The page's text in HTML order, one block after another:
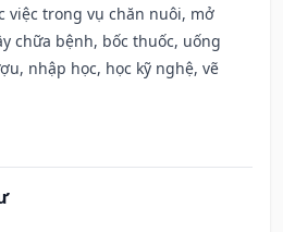
việc trong vụ chăn nuôi, mở
chữa bệnh, bốc thuốc, uống
nhập học, học kỹ nghệ, vẽ